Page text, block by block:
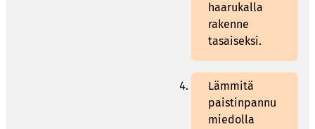
haarukalla
rakenne
tasaiseksi.
Lämmitä
paistinpannu
miedolla